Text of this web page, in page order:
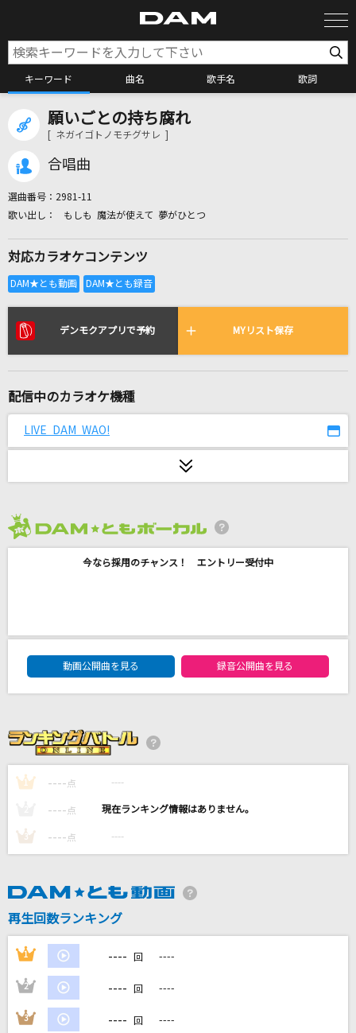
キーワード 曲名 歌手名 歌詞
カラオケ検索
全国りれき
リアルタイムで歌われている曲の一覧
[生音]火星人
ガラナ
尾崎豊
劇薬中毒
紅のロンリネス
Perfume
カラオケ最新情報をチェック！
願いごとの持ち腐れ
[ ネガイゴトノモチグサレ ]
合唱曲
選曲番号： 2981-11
もしも 魔法が使えて 夢がひとつ
対応カラオケコンテンツ
デンモクアプリで予約 MYリスト保存
配信中のカラオケ機種
LIVE DAM WAO!
今なら採用のチャンス！ エントリー受付中
DAM★ともボーカルエントリーランキング
動画公開曲を見る
録音公開曲を見る
1 ---- 点 ----
---- 点 ----
3 ---- 点 ----
再生回数ランキング
1 ---- 回 ----
2 ---- 回 ----
3 ---- 回 ----